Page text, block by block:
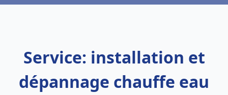
Service: installation et
dépannage chauffe eau